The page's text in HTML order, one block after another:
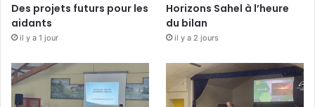
Des projets futurs pour les
aidants
il y a 1 jour
Horizons Sahel à l’heure
du bilan
il y a 2 jours